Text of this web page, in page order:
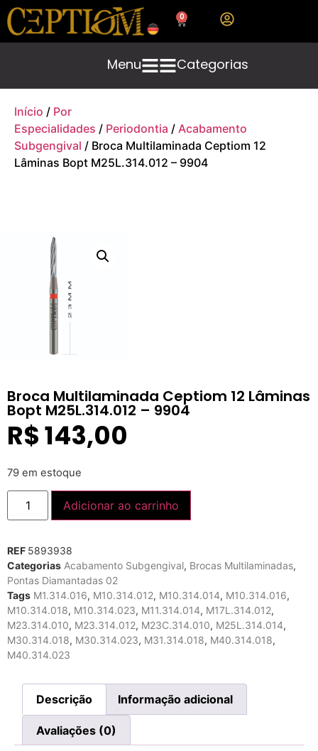
0
Menu Categorias
Início / Por
Especialidades / Periodontia / Acabamento
Subgengival / Broca Multilaminada Ceptiom 12
Lâminas Bopt M25L.314.012 – 9904
Broca Multilaminada Ceptiom 12 Lâminas
Bopt M25L.314.012 – 9904
R$143,00
79 em estoque
Adicionar ao carrinho
REF 5893938
Categorias Acabamento Subgengival, Brocas Multilaminadas,
Pontas Diamantadas 02
Tags M1.314.016, M10.314.012, M10.314.014, M10.314.016,
M10.314.018, M10.314.023, M11.314.014, M17L.314.012,
M23.314.010, M23.314.012, M23C.314.010, M25L.314.014,
M30.314.018, M30.314.023, M31.314.018, M40.314.018,
M40.314.023
Descrição Informação adicional
Avaliações (0)